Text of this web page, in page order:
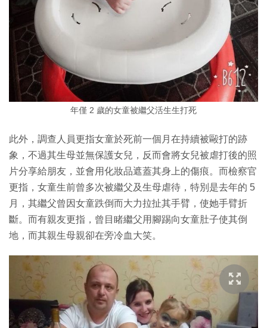
年僅 2 歲的女童被繼父活生生打死
此外，調查人員更指女童於死前一個月在持續被毆打的跡
象，不過其生母並無保護女兒，反而會將女兒被虐打後的照
片分享給朋友，並會用化妝品遮蓋其身上的傷痕。而檢察官
更指，女童生前曾多次被繼父及生母虐待，特別是去年的 5
月，其繼父曾因女童跌倒而大力拉扯其手臂，使她手臂折
斷。而有親友更指，曾目睹繼父用腳踢向女童肚子使其倒
地，而其親生母親卻在旁冷血大笑。